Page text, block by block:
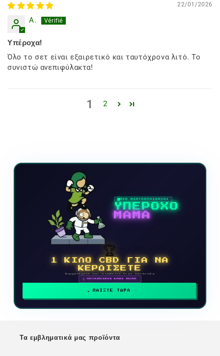
22/01/2026
A.
Υπέροχα!
Όλο το σετ είναι εξαιρετικό και ταυτόχρονα λιτό. Το
συνιστώ ανεπιφύλακτα!
1 2
ΝΕΟ ΒΙΝΤΕΟΠΑΙΧΝΙΔΙ
ΥΠΕΡΟΧΟ
ΜΑΜΑ
🏆
1 ΚΙΛΟ CBD ΓΙΑ ΝΑ
ΚΕΡΔΙΣΕΤΕ
Συμμετέχετε και ανεβείτε στην κατάταξη
🗓 ΑΝΤΑΜΟΙΒΕΣ ΚΑΘΕ ΜΗΝΑ
ΠΑΙΞΤΕ ΤΩΡΑ
Τα εμβληματικά μας προϊόντα